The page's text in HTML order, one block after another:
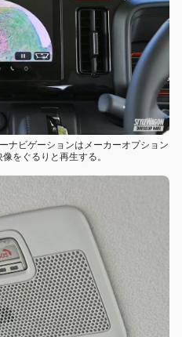
ナビゲーションはメーカーオプション
をぐるりと再生する。